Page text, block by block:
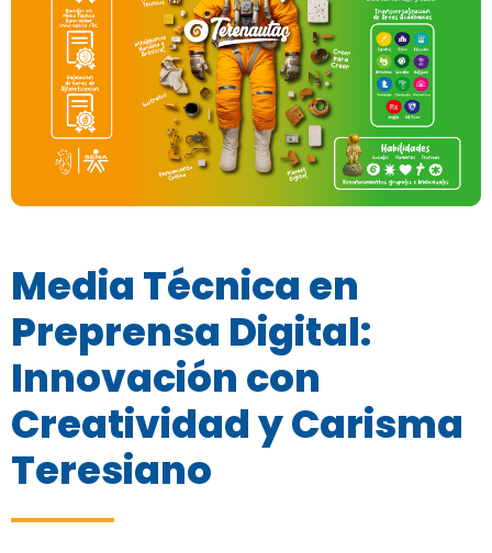
Media Técnica en
Preprensa Digital:
Innovación con
Creatividad y Carisma
Teresiano